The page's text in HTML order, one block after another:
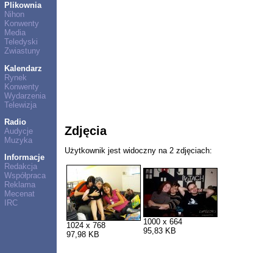
Plikownia
Nihon
Konwenty
Media
Teledyski
Zwiastuny
Kalendarz
Rynek
Konwenty
Wydarzenia
Telewizja
Radio
Audycje
Muzyka
Informacje
Redakcja
Współpraca
Reklama
Mecenat
IRC
Zdjęcia
Użytkownik jest widoczny na 2 zdjęciach:
1024 x 768
97,98 KB
1000 x 664
95,83 KB